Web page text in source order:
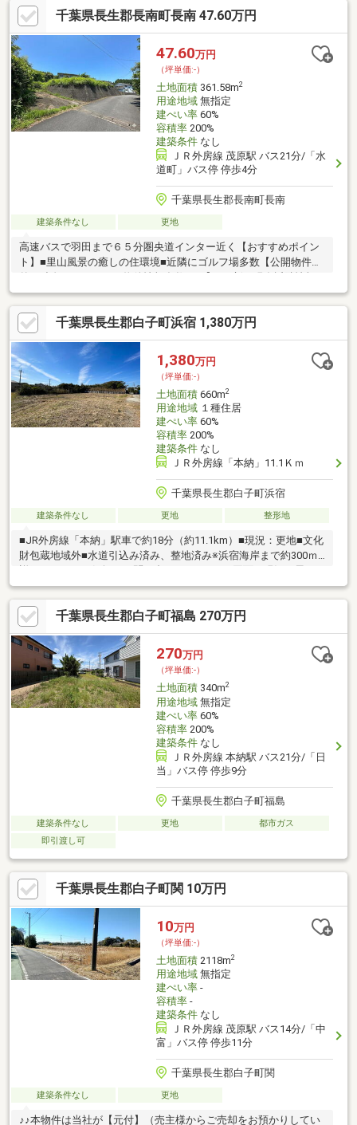
千葉県長生郡長南町長南 47.60万円
47.60万円
（坪単価:-）
土地面積361.58m2
用途地域無指定
建ぺい率60%
容積率200%
建築条件なし
ＪＲ外房線 茂原駅 バス21分/「水
道町」バス停 停歩4分
千葉県長生郡長南町長南
建築条件なし 更地
高速バスで羽田まで６５分圏央道インター近く【おすすめポイン
ト】■里山風景の癒しの住環境■近隣にゴルフ場多数【公開物件以
26件あり当社は一般不動産業者と異なる非公開情報も取り扱って
います。金融機関、弁護士、司法書士、所属NPO団体、地元企業
等情報提供による任意売却物件、相続物件、財産管理物件、法人
又は法人役員所有物件などなかなか物件が見つからない方は 関連
リンク欄 から「友の会」」へご登録下さい。ご希望エリアの物件
リストをお送り致します。電話営業、訪問営業は行いません。ご
安心下さい。
千葉県長生郡白子町浜宿 1,380万円
1,380万円
（坪単価:-）
土地面積660m2
用途地域１種住居
建ぺい率60%
容積率200%
建築条件なし
ＪＲ外房線「本納」11.1Ｋｍ
千葉県長生郡白子町浜宿
建築条件なし 更地 整形地
■JR外房線「本納」駅車で約18分（約11.1km）■現況：更地■文化
財包蔵地域外■水道引込み済み、整地済み※浜宿海岸まで約300ｍ※
る場合は現況を優先します
千葉県長生郡白子町福島 270万円
270万円
（坪単価:-）
土地面積340m2
用途地域無指定
建ぺい率60%
容積率200%
建築条件なし
ＪＲ外房線 本納駅 バス21分/「日
当」バス停 停歩9分
千葉県長生郡白子町福島
建築条件なし 更地
都市ガス
即引渡し可
千葉県長生郡白子町関 10万円
10万円
（坪単価:-）
土地面積2118m2
用途地域無指定
建ぺい率-
容積率-
建築条件なし
ＪＲ外房線 茂原駅 バス14分/「中
富」バス停 停歩11分
千葉県長生郡白子町関
建築条件なし 更地
♪♪本物件は当社が【元付】（売主様からご売却をお預かりしてい